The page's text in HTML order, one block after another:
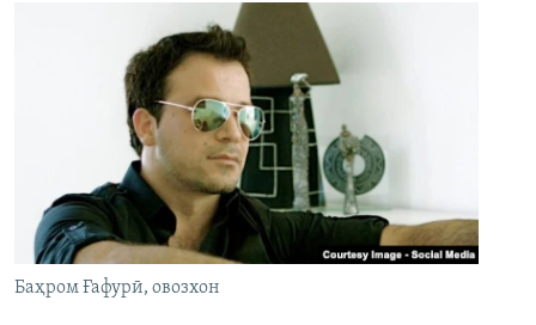
Баҳром Ғафурӣ, овозхон